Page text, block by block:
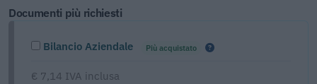
Documenti più richiesti
Bilancio Aziendale Più acquistato
€ 7,14 IVA inclusa